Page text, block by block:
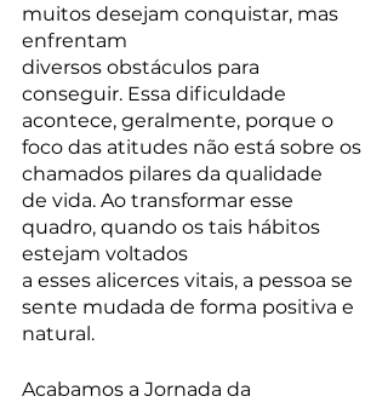
muitos desejam conquistar, mas
enfrentam
diversos obstáculos para
conseguir. Essa dificuldade
acontece, geralmente, porque o
foco das atitudes não está sobre os
chamados pilares da qualidade
de vida. Ao transformar esse
quadro, quando os tais hábitos
estejam voltados
a esses alicerces vitais, a pessoa se
sente mudada de forma positiva e
natural.
Acabamos a Jornada da